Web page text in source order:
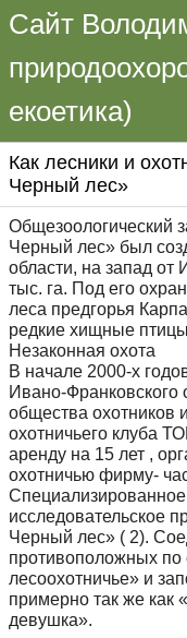
Сайт
екоетика)
Как лесники и
Черный лес»
Общезоологический
Черный лес» был
области, на запад
тыс. га. Под его
леса предгорья
редкие хищные
Незаконная охота
В начале 2000-х
Ивано-Франковского
общества охотников
охотничьего клуба
аренду на 15 лет ,
охотничью фирму-
исследовательское
Черный лес» ( 2).
противоположных по
лесоохотничье» и
примерно так же как
девушка».